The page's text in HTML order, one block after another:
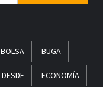
BOLSA BUGA
DESDE ECONOMÍA